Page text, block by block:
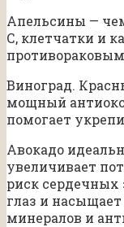
Апельсины —
С, клетчатки и
Виноград.
мощный
помогает
Авокадо
увеличивает
риск сердечных
глаз и
минералов и